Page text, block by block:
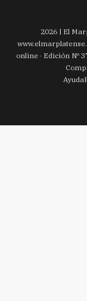
2026| El
www.
online · Edición Nº
Ayuda